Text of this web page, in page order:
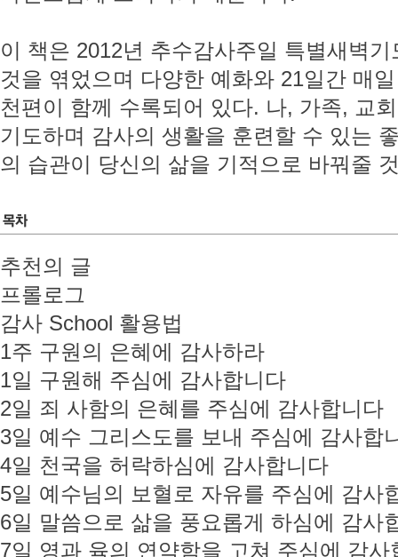
이 책은 2012년 추수감사주일 특별새벽기
것을 엮었으며 다양한 예화와 21일간 매
천편이 함께 수록되어 있다. 나, 가족, 교
기도하며 감사의 생활을 훈련할 수 있는
의 습관이 당신의 삶을 기적으로 바꿔줄
추천의 글
프롤로그
감사 School 활용법
1주 구원의 은혜에 감사하라
1일 구원해 주심에 감사합니다
2일 죄 사함의 은혜를 주심에 감사합니다
3일 예수 그리스도를 보내 주심에 감사합
4일 천국을 허락하심에 감사합니다
5일 예수님의 보혈로 자유를 주심에 감사
6일 말씀으로 삶을 풍요롭게 하심에 감사
7일 영과 육의 연약함을 고쳐 주심에 감사